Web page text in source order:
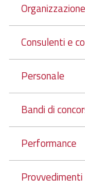
Organizzazione
Consulenti e
Personale
Bandi di
Performance
Provvedimenti